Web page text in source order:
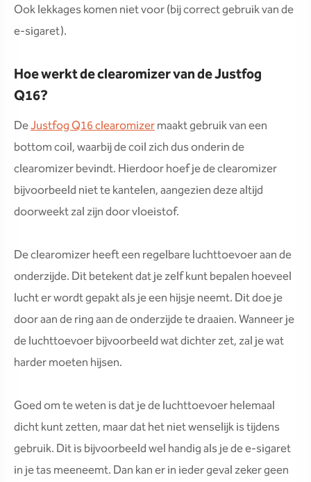
Ook lekkages komen niet voor (bij correct gebruik van de
e-sigaret).
Hoe werkt de clearomizer van de Justfog
Q16?
DeJustfog Q16 clearomizermaakt gebruik van een
bottom coil, waarbij de coil zich dus onderin de
clearomizer bevindt. Hierdoor hoef je de clearomizer
bijvoorbeeld niet te kantelen, aangezien deze altijd
doorweekt zal zijn door vloeistof.
De clearomizer heeft een regelbare luchttoevoer aan de
onderzijde. Dit betekent dat je zelf kunt bepalen hoeveel
lucht er wordt gepakt als je een hijsje neemt. Dit doe je
door aan de ring aan de onderzijde te draaien. Wanneer je
de luchttoevoer bijvoorbeeld wat dichter zet, zal je wat
harder moeten hijsen.
Goed om te weten is dat je de luchttoevoer helemaal
dicht kunt zetten, maar dat het niet wenselijk is tijdens
gebruik. Dit is bijvoorbeeld wel handig als je de e-sigaret
in je tas meeneemt. Dan kan er in ieder geval zeker geen